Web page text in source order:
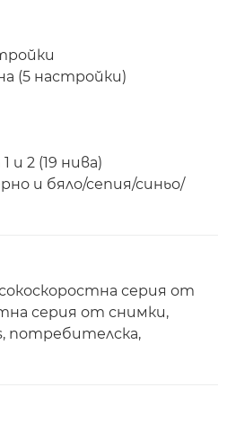
(5 настройки)
2 (19 нива)
и бяло/сепия/синьо/
серия от
серия от снимки,
потребителска,